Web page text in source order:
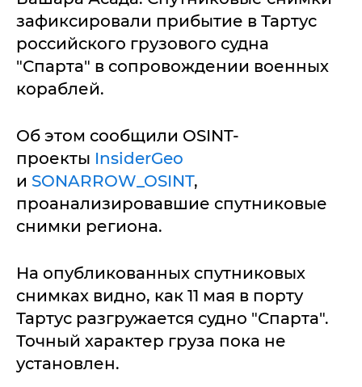
зафиксировали прибытие в Тартус
российского грузового судна
"Спарта" в сопровождении военных
кораблей.
Об этом сообщили OSINT-
проекты InsiderGeo
и SONARROW_OSINT,
проанализировавшие спутниковые
снимки региона.
На опубликованных спутниковых
снимках видно, как 11 мая в порту
Тартус разгружается судно "Спарта".
Точный характер груза пока не
установлен.